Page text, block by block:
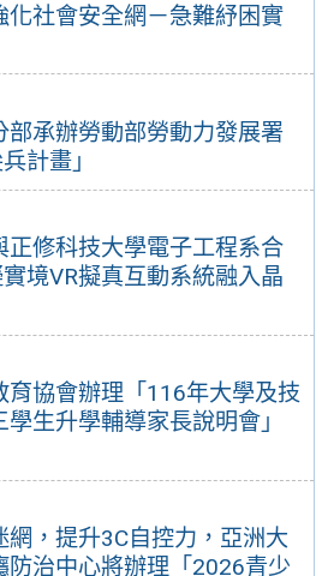
社會安全網－急難紓困實
部承辦勞動部勞動力發展署
計畫」
正修科技大學電子工程系合
境VR擬真互動系統融入晶
育協會辦理「116年大學及技
生升學輔導家長說明會」
，提升3C自控力，亞洲大
防治中心將辦理「2026青少